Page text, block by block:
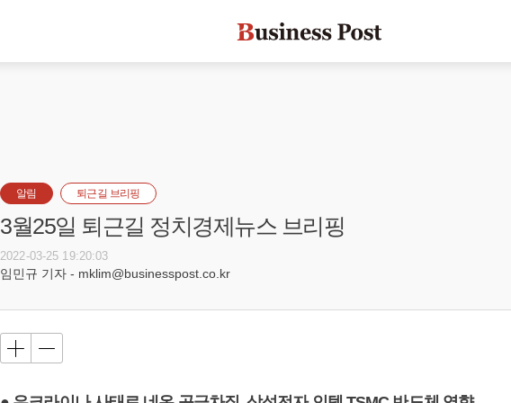
알림 퇴근길 브리핑
3월25일 퇴근길 정치경제뉴스 브리핑
2022-03-25 19:20:03
임민규 기자 - mklim@businesspost.co.kr